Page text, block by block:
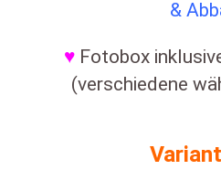
&
♥ Fotobox
(verschiedene